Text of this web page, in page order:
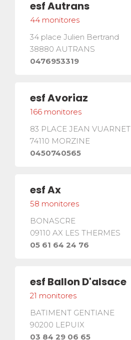
esfAutrans
44 monitores
34 place Julien Bertrand
38880 AUTRANS
0476953319
esfAvoriaz
166 monitores
83 PLACE JEAN VUARNET
74110 MORZINE
0450740565
esfAx
58 monitores
BONASCRE
09110 AX LES THERMES
05 61 64 24 76
esf Ballon D'alsace
21 monitores
BATIMENT GENTIANE
90200 LEPUIX
03 84 29 06 65